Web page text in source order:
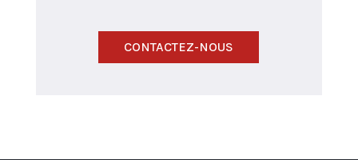
CONTACTEZ-NOUS